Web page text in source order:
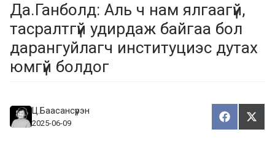
Да.Ганболд: Аль ч нам ялгаагүй,
тасралтгүй удирдаж байгаа бол
дарангуйлагч институциэс дутах
юмгүй болдог
Ц.Баасансүрэн
2025-06-09
Х
у
Т